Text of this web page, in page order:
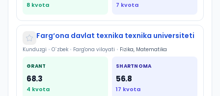
8 kvota 7 kvota
Farg‘ona davlat texnika texnika universiteti
Kunduzgi • O`zbek • Farg'ona viloyati • Fizika, Matematika
GRANT
68.3
4 kvota
SHARTNOMA
56.8
17 kvota